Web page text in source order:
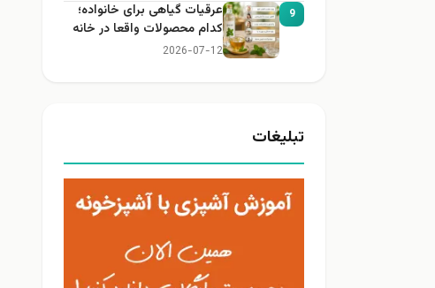
9
عرقیات گیاهی برای خانواده؛
کدام محصولات واقعا در خانه
کاربرد دارند؟
2026-07-12
تبلیغات